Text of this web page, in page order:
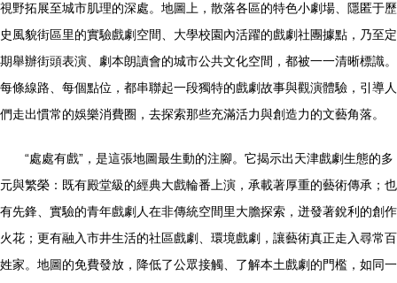
視野拓展至城市肌理的深處。地圖上，散落各區的特色小劇場、隱匿于歷
史風貌街區里的實驗戲劇空間、大學校園內活躍的戲劇社團據點，乃至定
期舉辦街頭表演、劇本朗讀會的城市公共文化空間，都被一一清晰標識。
每條線路、每個點位，都串聯起一段獨特的戲劇故事與觀演體驗，引導人
們走出慣常的娛樂消費圈，去探索那些充滿活力與創造力的文藝角落。
“處處有戲”，是這張地圖最生動的注腳。它揭示出天津戲劇生態的多
元與繁榮：既有殿堂級的經典大戲輪番上演，承載著厚重的藝術傳承；也
有先鋒、實驗的青年戲劇人在非傳統空間里大膽探索，迸發著銳利的創作
火花；更有融入市井生活的社區戲劇、環境戲劇，讓藝術真正走入尋常百
姓家。地圖的免費發放，降低了公眾接觸、了解本土戲劇的門檻，如同一